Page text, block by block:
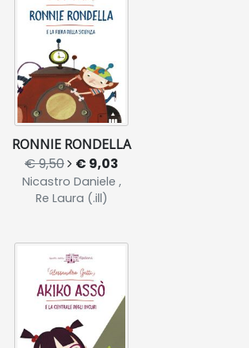
RONNIE RONDELLA
€ 9,50 € 9,03
Nicastro Daniele ,
Re Laura (.ill)